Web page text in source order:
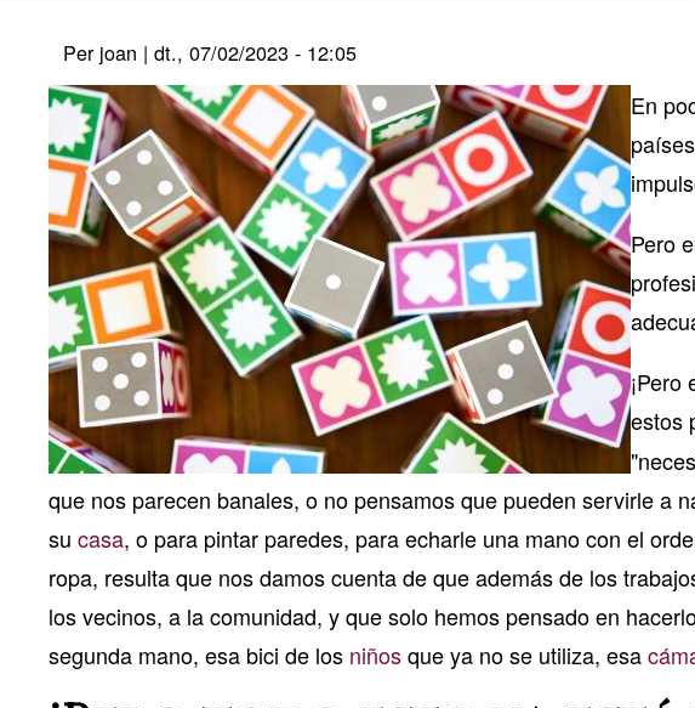
Per joan | dt., 07/02/2023 - 12:05
En
Pero
estos
que nos parecen banales, o no pensamos que pueden servirle a
su casa, o para pintar paredes, para echarle una mano con el
ropa, resulta que nos damos cuenta de que además de los
los vecinos, a la comunidad, y que solo hemos pensado en
segunda mano, esa bici de los niñosque ya no se utiliza, esa